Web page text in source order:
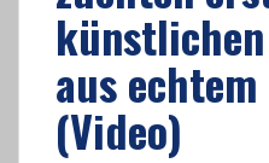
aus
(Video)